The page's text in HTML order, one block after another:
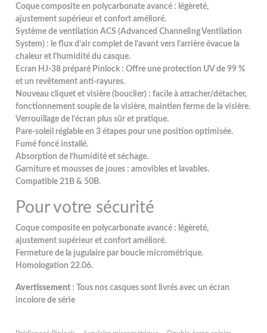
Coque composite en polycarbonate avancé : légèreté,
ajustement supérieur et confort amélioré.
Système de ventilation ACS (Advanced Channeling Ventilation
System) : le flux d’air complet de l’avant vers l’arrière évacue la
chaleur et l’humidité du casque.
Ecran HJ-38 préparé Pinlock : Offre une protection UV de 99 %
et un revêtement anti-rayures.
Nouveau cliquet et visière (bouclier) : facile à attacher/détacher,
fonctionnement souple de la visière, maintien ferme de la visière.
Verrouillage de l’écran plus sûr et pratique.
Pare-soleil réglable en 3 étapes pour une position optimisée.
Fumé foncé installé.
Absorption de l’humidité et séchage.
Garniture et mousses de joues : amovibles et lavables.
Compatible 21B & 50B.
Pour votre sécurité
Coque composite en polycarbonate avancé : légèreté,
ajustement supérieur et confort amélioré.
Fermeture de la jugulaire par boucle micrométrique.
Homologation 22.06.
Avertissement : Tous nos casques sont livrés avec un écran
incolore de série